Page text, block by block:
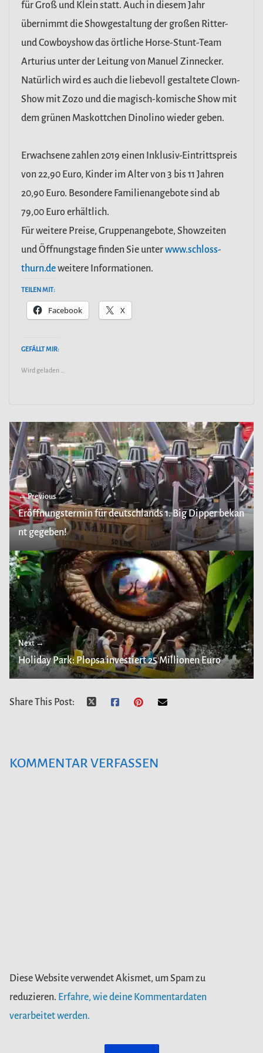
für Groß und Klein statt. Auch in diesem Jahr
übernimmt die Showgestaltung der großen Ritter-
und Cowboyshow das örtliche Horse-Stunt-Team
Arturius unter der Leitung von Manuel Zinnecker.
Natürlich wird es auch die liebevoll gestaltete Clown-
Show mit Zozo und die magisch-komische Show mit
dem grünen Maskottchen Dinolino wieder geben.
Erwachsene zahlen 2019 einen Inklusiv-Eintrittspreis
von 22,90 Euro, Kinder im Alter von 3 bis 11 Jahren
20,90 Euro. Besondere Familienangebote sind ab
79,00 Euro erhältlich.
Für weitere Preise, Gruppenangebote, Showzeiten
und Öffnungstage finden Sie unterwww.schloss-
thurn.deweitere Informationen.
TEILEN MIT:
Facebook X
GEFÄLLT MIR:
Wird geladen …
← Previous
Eröffnungstermin für deutschlands 1. Big Dipper bekan
nt gegeben!
Next →
Holiday Park: Plopsa investiert 25 Millionen Euro
Share This Post:
KOMMENTAR VERFASSEN
Diese Website verwendet Akismet, um Spam zu
reduzieren. Erfahre, wie deine Kommentardaten
verarbeitet werden.